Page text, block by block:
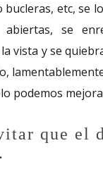
bucleras, etc, se
se
vista y se
podemos
que el